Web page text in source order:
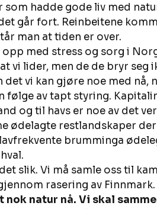
som hadde gode liv med
går fort. Reinbeitene
man at tiden er over.
med stress og sorg i
vi lider, men de de bryr
det vi kan gjøre noe med nå,
følge av tapt styring.
og til havs er noe av det
ødelagte restlandskaper
brumminga
slik. Vi må samle oss til
rasering av
nok natur nå. Vi skal